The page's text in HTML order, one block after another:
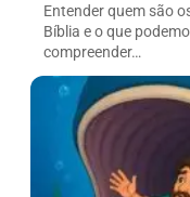
Entender quem são
Bíblia e o que
compreender…